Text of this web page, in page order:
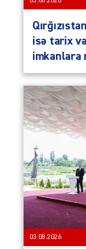
isə tarix
imkanlara
03.08.2026